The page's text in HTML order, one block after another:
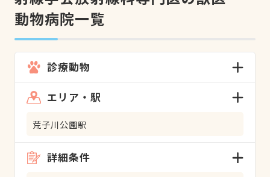
動物病院一覧
診療動物
エリア・駅
荒子川公園駅
詳細条件